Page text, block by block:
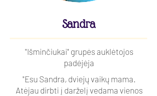
Sandra
"Išminčiukai" grupės auklėtojos
padėjėja
"Esu Sandra, dviejų vaikų mama.
Atėjau dirbti į darželį vedama vienos